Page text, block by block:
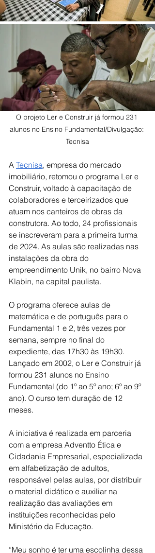
O projeto Ler e Construir já formou 231
alunos no Ensino Fundamental/Divulgação:
Tecnisa
A Tecnisa, empresa do mercado
imobiliário, retomou o programa Ler e
Construir, voltado à capacitação de
colaboradores e terceirizados que
atuam nos canteiros de obras da
construtora. Ao todo, 24 profissionais
se inscreveram para a primeira turma
de 2024. As aulas são realizadas nas
instalações da obra do
empreendimento Unik, no bairro Nova
Klabin, na capital paulista.
O programa oferece aulas de
matemática e de português para o
Fundamental 1 e 2, três vezes por
semana, sempre no final do
expediente, das 17h30 às 19h30.
Lançado em 2002, o Ler e Construir já
formou 231 alunos no Ensino
Fundamental (do 1º ao 5º ano; 6º ao 9º
ano). O curso tem duração de 12
meses.
A iniciativa é realizada em parceria
com a empresa Adventto Ética e
Cidadania Empresarial, especializada
em alfabetização de adultos,
responsável pelas aulas, por distribuir
o material didático e auxiliar na
realização das avaliações em
instituições reconhecidas pelo
Ministério da Educação.
“Meu sonho é ter uma escolinha dessa